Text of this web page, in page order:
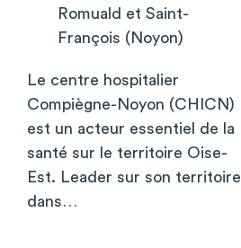
Romuald et Saint-
François (Noyon)
Le centre hospitalier
Compiègne-Noyon (CHICN)
est un acteur essentiel de la
santé sur le territoire Oise-
Est. Leader sur son territoire
dans…